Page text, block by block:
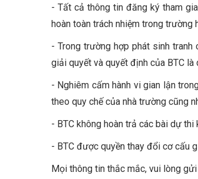
- Tất cả thông tin đăng ký tham
hoàn toàn trách nhiệm trong trường
- Trong trường hợp phát sinh tranh
giải quyết và quyết định của BTC là
- Nghiêm cấm hành vi gian lận
theo quy chế của nhà trường cũng
- BTC không hoàn trả các bài dự
- BTC được quyền thay đổi cơ cấu
Mọi thông tin thắc mắc, vui lòng